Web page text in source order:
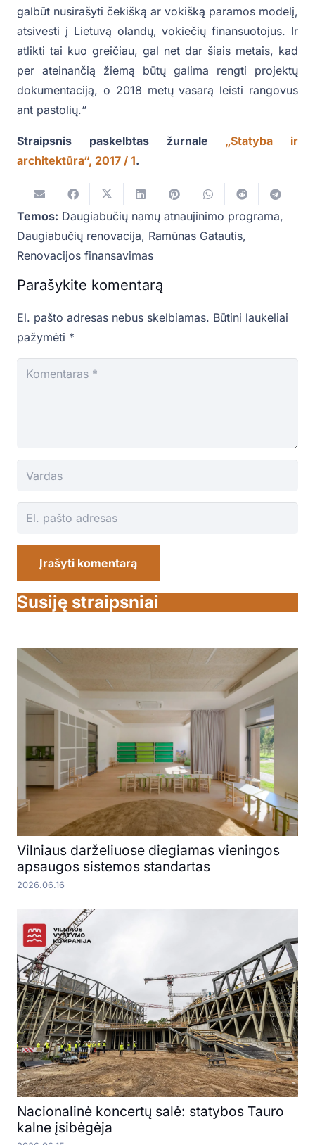
galbūt nusirašyti čekišką ar vokišką paramos modelį,
atsivesti į Lietuvą olandų, vokiečių finansuotojus. Ir
atlikti tai kuo greičiau, gal net dar šiais metais, kad
per ateinančią žiemą būtų galima rengti projektų
dokumentaciją, o 2018 metų vasarą leisti rangovus
ant pastolių.“
Straipsnis paskelbtas žurnale „Statyba ir
architektūra“, 2017 / 1.
Temos: Daugiabučių namų atnaujinimo programa,
Daugiabučių renovacija, Ramūnas Gatautis,
Renovacijos finansavimas
Parašykite komentarą
El. pašto adresas nebus skelbiamas. Būtini laukeliai
pažymėti *
Įrašyti komentarą
Susiję straipsniai
Vilniaus darželiuose diegiamas vieningos
apsaugos sistemos standartas
2026.06.16
Nacionalinė koncertų salė: statybos Tauro
kalne įsibėgėja